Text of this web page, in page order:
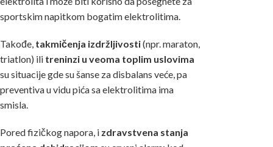
sportskim napitkom bogatim elektrolitima.
Takođe, takmičenja izdržljivosti(npr. maraton,
triatlon) ili treninzi u veoma toplim uslovima
su situacije gde su šanse za disbalans veće, pa
preventiva u vidupića sa elektrolitima ima
smisla.
Pored fizičkog napora, i zdravstvena stanja